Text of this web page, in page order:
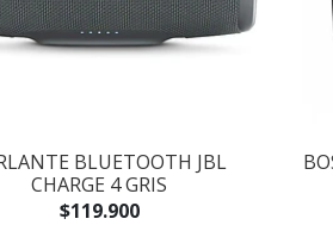
BLUETOOTH JBL
CHARGE 4 GRIS
$119.900